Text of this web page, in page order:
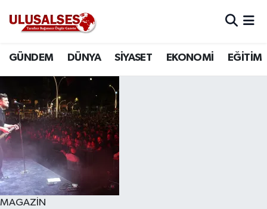
GÜNDEM DÜNYA SİYASET EKONOMİ EĞİTİM
MAGAZİN
DÜNYA
SİYASET
EKONOMİ
EĞİTİM
SAĞLIK
Trafik Durumu
Süper Lig Puan Durumu ve Fikstür
Tüm Manşetler
Son Dakika Haberleri
Haber Arşivi